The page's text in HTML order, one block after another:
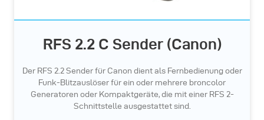
RFS 2.2 C Sender (Canon)
Der RFS 2.2 Sender für Canon dient als Fernbedienung oder
Funk-Blitzauslöser für ein oder mehrere broncolor
Generatoren oder Kompaktgeräte, die mit einer RFS 2-
Schnittstelle ausgestattet sind.